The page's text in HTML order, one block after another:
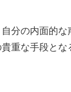
分の内面的
重な手段とな